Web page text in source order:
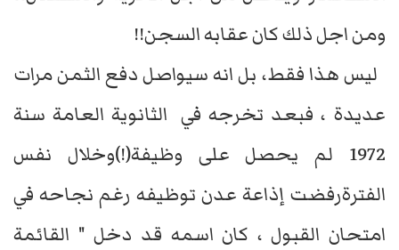
ومن اجل ذلك كان عقابه السجن!!
ليس هذا فقط، بل انه سيواصل دفع الثمن مرات
عديدة ، فبعد تخرجه في الثانوية العامة سنة
1972 لم يحصل على وظيفة(!)وخلال نفس
الفترةرفضت إذاعة عدن توظيفه رغم نجاحه في
امتحان القبول ، كان اسمه قد دخل " القائمة